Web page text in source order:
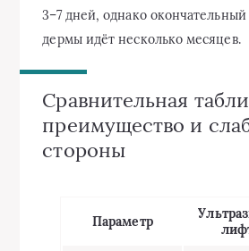
3–7 дней, однако
дермы идёт несколько месяцев.
Сравнительная
преимущество и
стороны
Параметр